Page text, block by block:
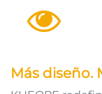
Más diseño.